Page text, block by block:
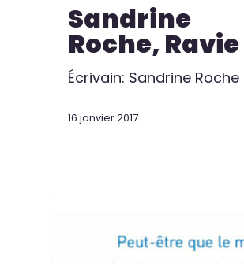
Sandrine
Roche, Ravie
Écrivain: Sandrine Roche
16 janvier 2017